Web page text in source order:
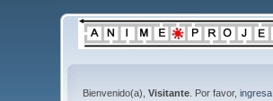
Bienvenido(a),Visitante . Por favor,ingresa